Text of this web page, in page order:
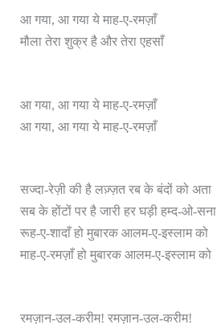
आ गया, आ गया ये माह-ए-रमज़ाँ
मौला तेरा शुक्र है और तेरा एहसाँ
आ गया, आ गया ये माह-ए-रमज़ाँ
आ गया, आ गया ये माह-ए-रमज़ाँ
सज्दा-रेज़ी की है लज़्ज़त रब के बंदों को अता
सब के होंटों पर है जारी हर घड़ी हम्द-ओ-सना
रूह-ए-शादाँ हो मुबारक आलम-ए-इस्लाम को
माह-ए-रमज़ाँ हो मुबारक आलम-ए-इस्लाम को
रमज़ान-उल-करीम! रमज़ान-उल-करीम!